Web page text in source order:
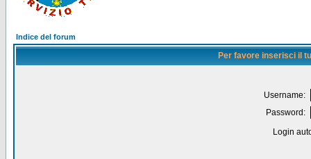
Indice del forum
Per favore inserisci il
Username:
Password:
Login